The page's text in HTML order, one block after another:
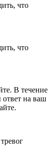
что
что
В течение
ответ на ваш